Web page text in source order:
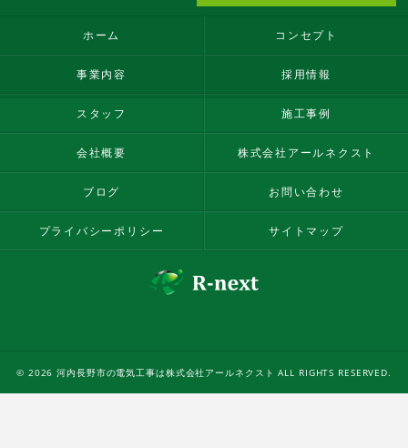
ホーム コンセプト
事業内容 採用情報
スタッフ 施工事例
会社概要 株式会社アールネクスト
ブログ お問い合わせ
プライバシーポリシー サイトマップ
© 2026 河内長野市の電気工事は株式会社アールネクスト ALL RIGHTS RESERVED.